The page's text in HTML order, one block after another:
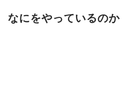
なにをやっているのか